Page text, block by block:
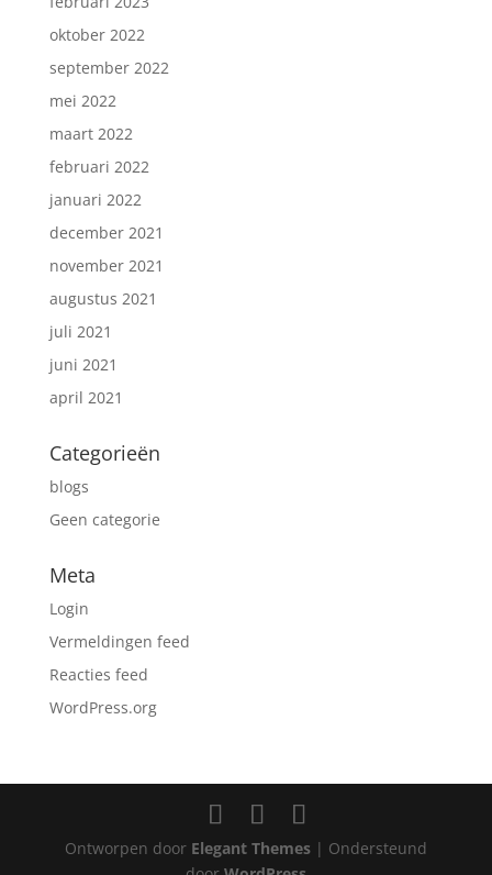
oktober 2022
september 2022
mei 2022
maart 2022
februari 2022
januari 2022
december 2021
november 2021
augustus 2021
juli 2021
juni 2021
april 2021
Categorieën
blogs
Geen categorie
Meta
Login
Vermeldingen feed
Reacties feed
WordPress.org
Ontworpen door Elegant Themes| Ondersteund